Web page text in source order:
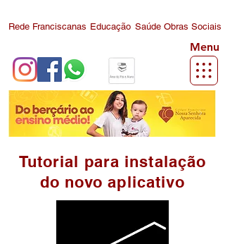
Rede Franciscanas Educação Saúde Obras Sociais
Menu
Tutorial para instalação
do novo aplicativo